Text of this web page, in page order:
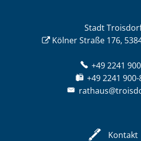
Stadt
Kölner Straße 176,
+49 2241
+49 2241
Kontakt